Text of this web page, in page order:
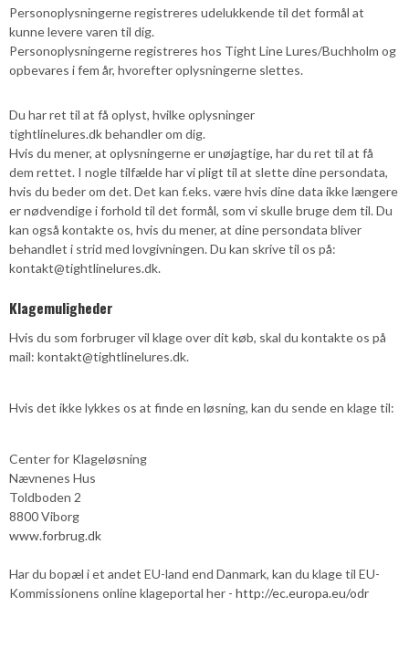
Personoplysningerne registreres udelukkende til det formål at
kunne levere varen til dig.
Personoplysningerne registreres hos Tight Line Lures/Buchholm og
opbevares i fem år, hvorefter oplysningerne slettes.
Du har ret til at få oplyst, hvilke oplysninger
tightlinelures.dk behandler om dig.
Hvis du mener, at oplysningerne er unøjagtige, har du ret til at få
dem rettet. I nogle tilfælde har vi pligt til at slette dine persondata,
hvis du beder om det. Det kan f.eks. være hvis dine data ikke længere
er nødvendige i forhold til det formål, som vi skulle bruge dem til. Du
kan også kontakte os, hvis du mener, at dine persondata bliver
behandlet i strid med lovgivningen. Du kan skrive til os på:
kontakt@tightlinelures.dk.
Klagemuligheder
Hvis du som forbruger vil klage over dit køb, skal du kontakte os på
mail: kontakt@tightlinelures.dk.
Hvis det ikke lykkes os at finde en løsning, kan du sende en klage til:
Center for Klageløsning
Nævnenes Hus
Toldboden 2
8800 Viborg
www.forbrug.dk
Har du bopæl i et andet EU-land end Danmark, kan du klage til EU-
Kommissionens online klageportal her - http://ec.europa.eu/odr